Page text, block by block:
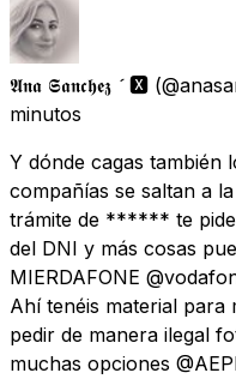
𝕬𝖓𝖆 𝕾𝖆𝖓𝖈𝖍𝖊𝖟  🆇
minutos
Y dónde cagas también
compañías se saltan a
trámite de ****** te
del DNI y más cosas
MIERDAFONE
Ahí tenéis material
pedir de manera ilegal
muchas opciones